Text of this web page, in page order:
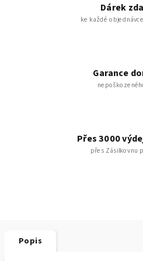
Dárek
ke každé
Garance
Přes 3000
přes Zásilkovnu
Popis